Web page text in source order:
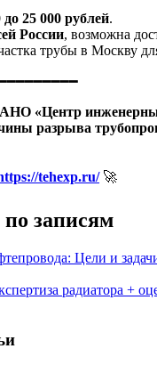
до 25 000 рублей.
России, возможна
трубы в Москву
«Центр
разрыва
tehexp.ru/🚀
записям
Цели и
радиатора +